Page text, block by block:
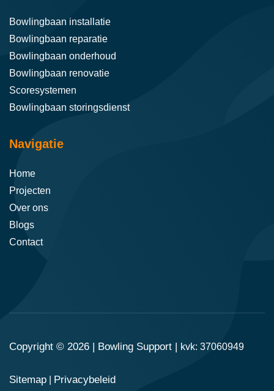
Bowlingbaan installatie
Bowlingbaan reparatie
Bowlingbaan onderhoud
Bowlingbaan renovatie
Scoresystemen
Bowlingbaan storingsdienst
Navigatie
Home
Projecten
Over ons
Blogs
Contact
Copyright © 2026 | Bowling Support kvk: 37060949
Sitemap Privacybeleid